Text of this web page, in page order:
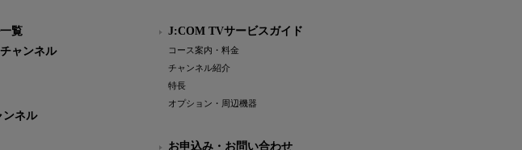
覧
ャンネル
ンネル
J:COM TVサービスガイド
コース案内・料金
チャンネル紹介
特長
オプション・周辺機器
お申込み・お問い合わせ